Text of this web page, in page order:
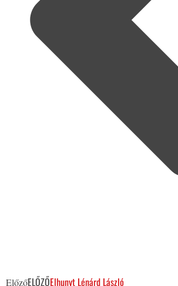
ElőzőELŐZŐElhunyt Lénárd László